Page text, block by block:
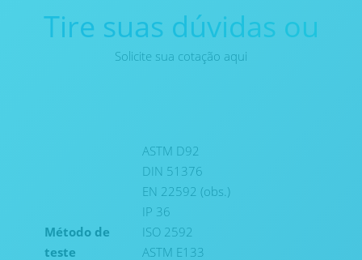
Tire suas dúvidas ou
Solicite sua cotação aqui
Método de
teste
ASTM D92
DIN 51376
EN 22592 (obs.)
IP 36
ISO 2592
ASTM E133